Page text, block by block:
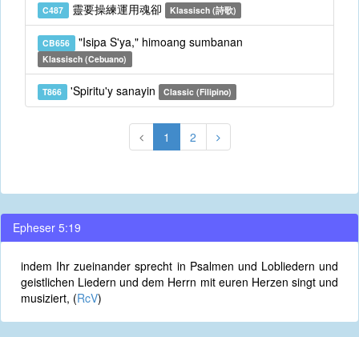
C487 靈要操練運用魂卻 Klassisch (詩歌)
CB656 "Isipa S'ya," himoang sumbanan
Klassisch (Cebuano)
T866 'Spiritu'y sanayin Classic (Filipino)
1 2
Epheser 5:19
indem Ihr zueinander sprecht in Psalmen und Lobliedern und
geistlichen Liedern und dem Herrn mit euren Herzen singt und
musiziert, (RcV)